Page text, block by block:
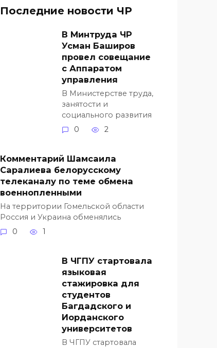
Последние новости ЧР
В Минтруда ЧР
Усман Баширов
провел совещание
с Аппаратом
управления
В Министерстве труда,
занятости и
социального развития
0
2
Комментарий Шамсаила
Саралиева белорусскому
телеканалу по теме обмена
военнопленными
На территории Гомельской области
Россия и Украина обменялись
0
1
В ЧГПУ стартовала
языковая
стажировка для
студентов
Багдадского и
Иорданского
университетов
В ЧГПУ стартовала